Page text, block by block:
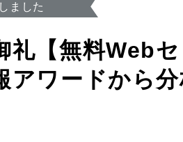
ました
礼【無料Web
アワードから